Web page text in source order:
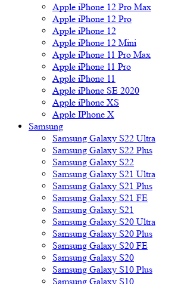
Apple iPhone 12 Pro Max
Apple iPhone 12 Pro
Apple iPhone 12
Apple iPhone 12 Mini
Apple iPhone 11 Pro Max
Apple iPhone 11 Pro
Apple iPhone 11
Apple iPhone SE 2020
Apple iPhone XS
Apple IPhone X
Samsung
Samsung Galaxy S22 Ultra
Samsung Galaxy S22 Plus
Samsung Galaxy S22
Samsung Galaxy S21 Ultra
Samsung Galaxy S21 Plus
Samsung Galaxy S21 FE
Samsung Galaxy S21
Samsung Galaxy S20 Ultra
Samsung Galaxy S20 Plus
Samsung Galaxy S20 FE
Samsung Galaxy S20
Samsung Galaxy S10 Plus
Samsung Galaxy S10